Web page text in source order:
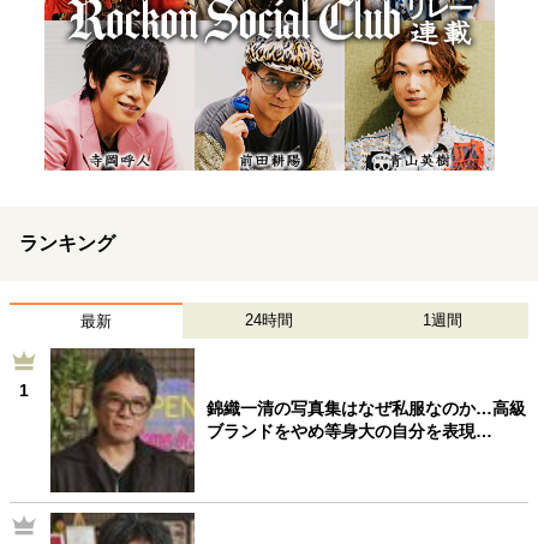
ランキング
最新 24時間 1週間
1
錦織一清の写真集はなぜ私服なのか…高級
ブランドをやめ等身大の自分を表現…